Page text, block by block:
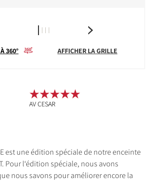
360° AFFICHER LA GRILLE
est une édition spéciale de notre enceinte
Pour l‘édition spéciale, nous avons
nous savons pour améliorer encore la
AV CESAR